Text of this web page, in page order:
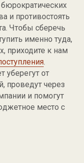
бюрократических
и противостоять
Чтобы сберечь
именно туда,
приходите к нам
.
уберегут от
проведут через
и помогут
место с